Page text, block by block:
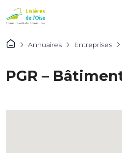
Annuaires Entreprises
PGR –